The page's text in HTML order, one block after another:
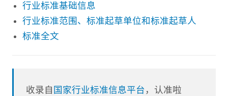
行业标准基础信息
行业标准范围、标准起草单位和标准起草人
标准全文
收录自 国家行业标准信息平台 ，认准啦